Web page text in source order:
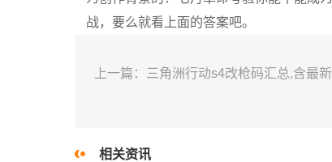
战，要么就看上面的答案吧。
上一篇：三角洲行动s4改枪码汇总,含最
相关资讯